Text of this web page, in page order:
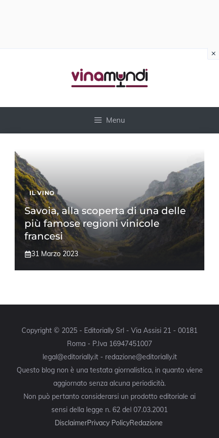
Menu
IL VINO
Savoia, alla scoperta di una delle
più famose regioni vinicole
francesi
31 Marzo 2023
Copyright © 2025 - Editorially Srl - Via Assisi 21 - 00181
Roma - P.Iva 16947451007
legal@editorially.it - redazione@editorially.it
Questo blog non è una testata giornalistica, in quanto viene
aggiornato senza alcuna periodicità.
Non può pertanto considerarsi un prodotto editoriale ai
sensi della legge n. 62 del 07.03.2001
DisclaimerPrivacy PolicyRedazione
×